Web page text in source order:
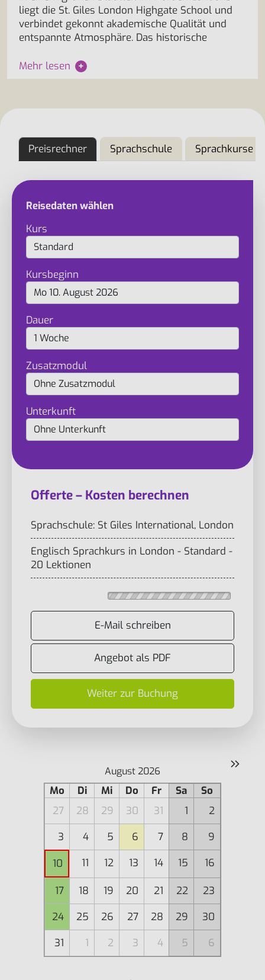
liegt die St. Giles London Highgate School und
verbindet gekonnt akademische Qualität und
entspannte Atmosphäre. Das historische
Mehr lesen +
Preisrechner Sprachschule Sprachkurse
Reisedaten wählen
Kurs
Kursbeginn
Dauer
Zusatzmodul
Unterkunft
Offerte – Kosten berechnen
Sprachschule: St Giles International, London
Englisch Sprachkurs in London - Standard -
20 Lektionen
E-Mail schreiben
Angebot als PDF
Weiter zur Buchung
»
August 2026
Mo Di Mi Do Fr Sa
So
27
28 29 30 31 1
2
3
4 5 6 7 8
9
10
11 12 13 14 15 16
17 18 19 20 21 22
23
24
25 26 27 28 29
30
31
1 2 3 4 5 6